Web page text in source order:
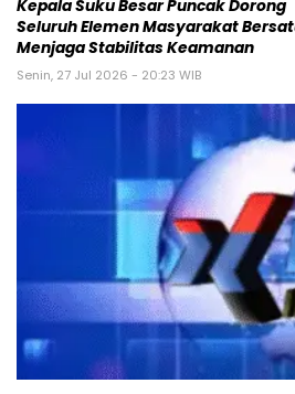
Kepala Suku Besar Puncak Dorong
Seluruh Elemen Masyarakat
Menjaga Stabilitas Keamanan
Senin, 27 Jul 2026 - 20:23 WIB